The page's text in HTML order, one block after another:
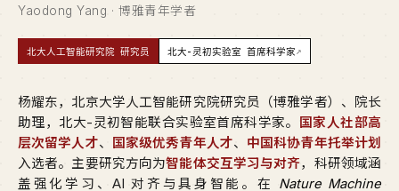
Yaodong Yang · 博雅青年学者
北大人工智能研究院 研究员 北大-灵初实验室 首席科学家↗
杨耀东，北京大学人工智能研究院研究员（博雅学者）、院长
助理，北大-灵初智能联合实验室首席科学家。
国家人社部高
层次留学人才、 国家级优秀青年人才、 中国科协青年托举计划
入选者。主要研究方向为智能体交互学习与对齐，科研领域涵
盖强化学习、AI 对齐与具身智能。在 Nature Machine